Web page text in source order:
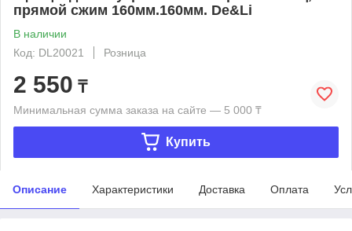
прямой сжим 160мм.160мм. De&Li
В наличии
Код: DL20021
Розница
2 550 ₸
Минимальная сумма заказа на сайте — 5 000 ₸
Купить
Описание Характеристики Доставка Оплата